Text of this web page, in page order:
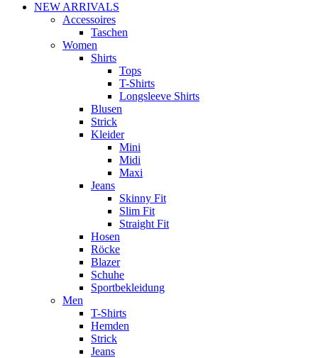
NEW ARRIVALS
Accessoires
Taschen
Women
Shirts
Tops
T-Shirts
Longsleeve Shirts
Blusen
Strick
Kleider
Mini
Midi
Maxi
Jeans
Skinny Fit
Slim Fit
Straight Fit
Hosen
Röcke
Blazer
Schuhe
Sportbekleidung
Men
T-Shirts
Hemden
Strick
Jeans